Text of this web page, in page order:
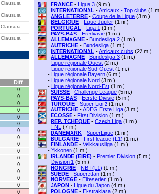
Diff
0
0
0
0
0
0
0
0
0
0
0
0
0
0
0
0
FRANCE - Ligue 3 (9 m.)
INTERNATIONAL -Amicaux - Top clubs (1
ANGLETERRE - Coupe de la Ligue (3 m.)
BELGIQUE - Ligue Jupiler (1 m.)
PORTUGAL - Liga 1 (1 m.)
PAYS-BAS - Eredivisie (1 m.)
ALLEMAGNE - Bundesliga 2 (1 m.)
AUTRICHE - Bundesliga (1 m.)
INTERNATIONAL -Amicaux clubs (22 m.)
ALLEMAGNE - Bundesliga 3 (1 m.)
- Ligue régionale Ouest (2 m.)
- Ligue régionale Sud-Ouest (1 m.)
- Ligue régionale Bayern (6 m.)
- Ligue régionale Nord (3 m.)
- Ligue régionale Nord-Est (1 m.)
SUISSE - Challenge League (5 m.)
PAYS-BAS - Eerste Divisie (5 m.)
TURQUIE - Super Ligi 2 (1 m.)
AUTRICHE -ADEG Erste Liga (3 m.)
ECOSSE - First Division (1 m.)
REP. TCHEQUE - Czech Liga (1 m.)
- FNL (7 m.)
DANEMARK - SuperLigue (1 m.)
BULGARIE - First league (L1) (1 m.)
FINLANDE - Veikkausliiga (1 m.)
- Ykkonen (1 m.)
IRLANDE (EIRE) - Premier Division (5 m.)
- Division 1 (5 m.)
HONGRIE - NB I (L1) (1 m.)
SUEDE - Superettan (1 m.)
NORVEGE - Eliteserien (1 m.)
JAPON - Ligue du Japon (4 m.)
POLOGNE - Ekstraklasa (2 m.)